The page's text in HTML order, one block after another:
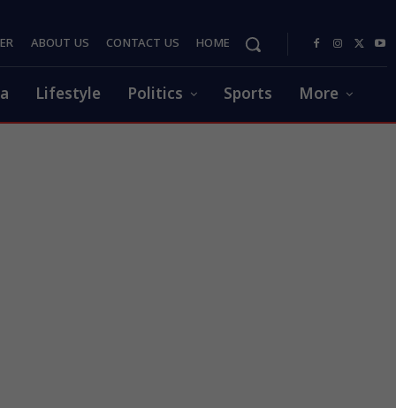
ABOUT US CONTACT US HOME
Lifestyle Politics Sports More